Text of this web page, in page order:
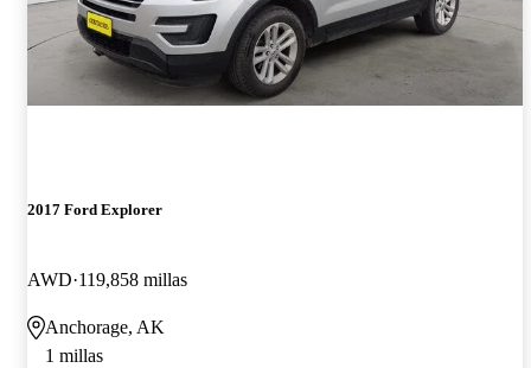
2017 Ford Explorer
AWD 119,858 millas
Anchorage, AK
1 millas